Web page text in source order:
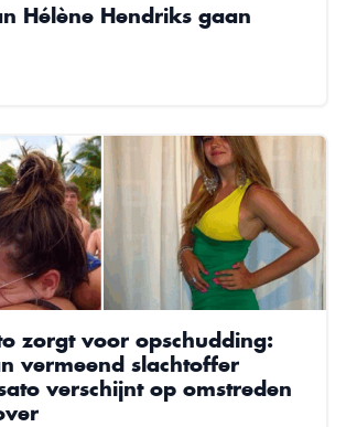
Hélène Hendriks gaan
zorgt voor opschudding:
vermeend slachtoffer
verschijnt op omstreden